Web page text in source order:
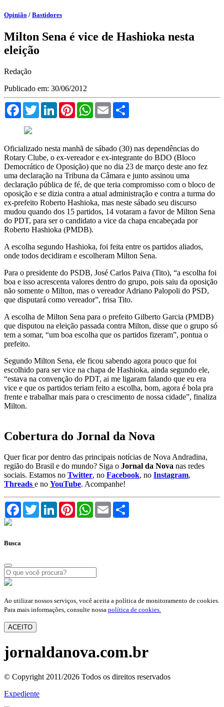
Opinião / Bastidores
Milton Sena é vice de Hashioka nesta
eleição
Redação
Publicado em: 30/06/2012
FacebookTwitterLinkedInPinterestWhatsApp
Email
Oficializado nesta manhã de sábado (30) nas dependências do
Rotary Clube, o ex-vereador e ex-integrante do BDO (Bloco
Democrático de Oposição) que no dia 23 de março deste ano fez
uma declaração na Tribuna da Câmara e junto assinou uma
declaração pública de fé, de que teria compromisso com o bloco de
oposição e se dizia contra a atual administração e contra a turma do
ex-prefeito Roberto Hashioka, mas neste sábado seu discurso
mudou quando dos 15 partidos, 14 votaram a favor de Milton Sena
do PDT, para ser o candidato a vice da chapa encabeçada por
Roberto Hashioka (PMDB).
A escolha segundo Hashioka, foi feita entre os partidos aliados,
onde todos decidiram e escolheram Milton Sena.
Para o presidente do PSDB, José Carlos Paiva (Tito), “a escolha foi
boa e isso acrescenta valores dentro do grupo, pois saiu da oposição
não somente o Milton, mas o vereador Adriano Palopoli do PSD,
que disputará como vereador”, frisa Tito.
A escolha de Milton Sena para o prefeito Gilberto Garcia (PMDB)
que disputou na eleição passada contra Milton, disse que o grupo só
tem a somar, “um boa escolha que os partidos fizeram”, pontua o
prefeito.
Segundo Milton Sena, ele ficou sabendo agora pouco que foi
escolhido para ser vice na chapa de Hashioka, ainda segundo ele,
“estava na convenção do PDT, ai me ligaram falando que eu era
vice e que os partidos teriam feito a escolha, bom, agora é bola pra
frente e trabalhar mais para o crescimento de nossa cidade”, finaliza
Milton.
Cobertura do Jornal da Nova
Quer ficar por dentro das principais notícias de Nova Andradina,
região do Brasil e do mundo? Siga o Jornal da Nova nas redes
sociais. Estamos no Twitter, no Facebook, no Instagram,
Threads e no YouTube. Acompanhe!
FacebookTwitterLinkedInPinterestWhatsApp
Email
Busca
Ao utilizar nossos serviços, você aceita a política de monitoramento de cookies.
Para mais informações, consulte nossa política de cookies.
ACEITO
jornaldanova.com.br
© Copyright 2011/2026 Todos os direitos reservados
Expediente